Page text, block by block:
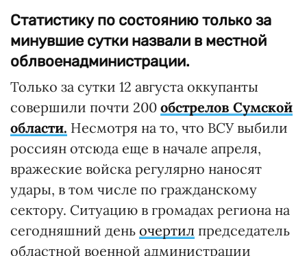
Статистику по состоянию только за
минувшие сутки назвали в местной
облвоенадминистрации.
Только за сутки 12 августа оккупанты
совершили почти 200 обстрелов Сумской
области. Несмотря на то, что ВСУ выбили
россиян отсюда еще в начале апреля,
вражеские войска регулярно наносят
удары, в том числе по гражданскому
сектору. Ситуацию в громадах региона на
сегодняшний день очертил председатель
областной военной администрации